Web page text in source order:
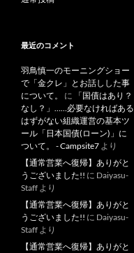
最近のコメント
羽鳥慎一のモーニングショー
で「金クレ」とお話しした事
について。
に
「国債はあり？
なし？」……必要なければある
はずがない組織運営の基本ツ
ール「日本国債(ローン)」に
ついて。 - Campsite7 より
【通常営業へ復帰】ありがと
うございました!! に Daiyasu-
Staff より
【通常営業へ復帰】ありがと
うございました!! に Daiyasu-
Staff より
【通常営業へ復帰】ありがと